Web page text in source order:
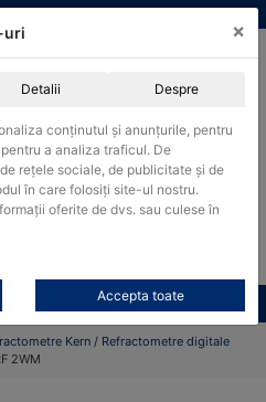
si in sistemul SEAP / SICAP
CAUTARE
CONTACT
Kern / Refractometre digitale
2WM
uri ×
Detalii Despre
conținutul și anunțurile, pentru
a analiza traficul. De
rețele sociale, de publicitate și de
în care folosiți site-ul nostru.
oferite de dvs. sau culese în
Accepta toate